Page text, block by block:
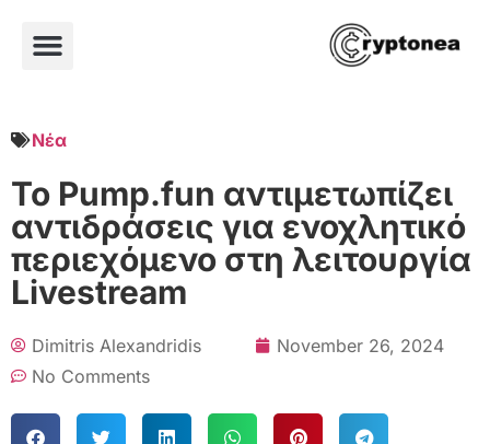
Νέα
Το Pump.fun αντιμετωπίζει
αντιδράσεις για ενοχλητικό
περιεχόμενο στη λειτουργία
Livestream
Dimitris Alexandridis
November 26, 2024
No Comments